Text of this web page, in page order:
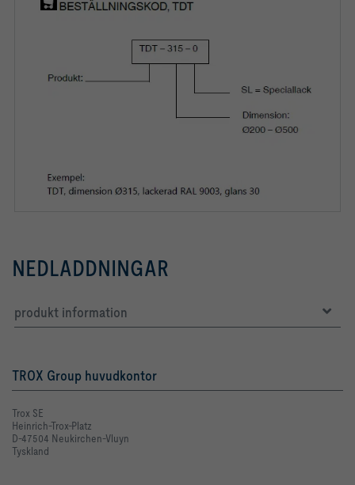
NEDLADDNINGAR
produkt information
TROX Group huvudkontor
Trox SE
Heinrich-Trox-Platz
D-47504 Neukirchen-Vluyn
Tyskland